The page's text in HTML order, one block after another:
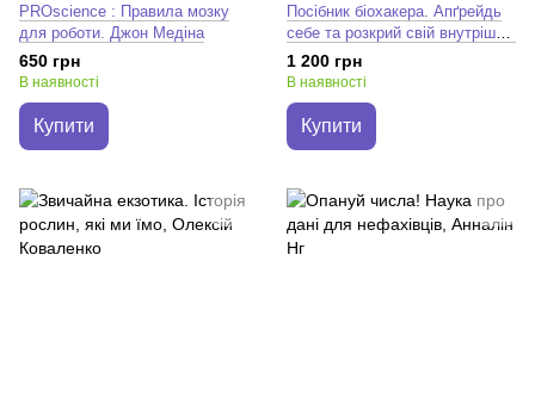
PROscience : Правила мозку
для роботи. Джон Медіна
650 грн
В наявності
Купити
Посібник біохакера. Апґрейдь
себе та розкрий свій внутрішній
потенціал. Яакко Халметоя;
Оллі Совіярві; Теему Арина
1 200 грн
В наявності
Купити